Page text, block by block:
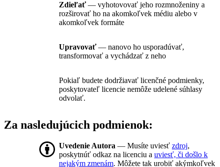
Zdieľať— vyhotovovať jeho rozmnoženiny a
rozširovať ho na akomkoľvek médiu alebo v
akomkoľvek formáte
Upravovať— nanovo ho usporadúvať,
transformovať a vychádzať z neho
Pokiaľ budete dodržiavať licenčné podmienky,
poskytovateľ licencie nemôže udelené súhlasy
odvolať.
Za nasledujúcich podmienok:
Uvedenie Autora — Musíte uviesť zdroj,
poskytnúť odkaz na licenciu a uviesť, či došlo k
nejakým zmenám. Môžete tak urobiť akýmkoľvek